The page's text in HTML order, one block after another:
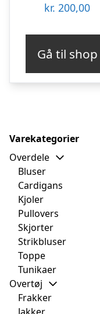
kr. 200,00
Gå til shop
Varekategorier
Overdele
Bluser
Cardigans
Kjoler
Pullovers
Skjorter
Strikbluser
Toppe
Tunikaer
Overtøj
Frakker